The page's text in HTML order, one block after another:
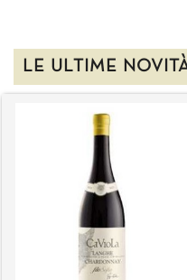
LE ULTIME